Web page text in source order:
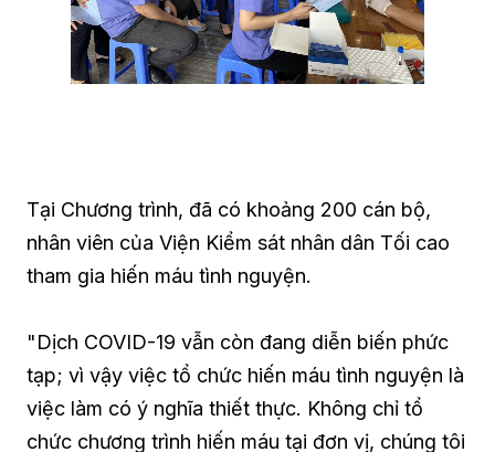
Tại Chương trình, đã có khoảng 200 cán bộ,
nhân viên của Viện Kiểm sát nhân dân Tối cao
tham gia hiến máu tình nguyện.
"Dịch COVID-19 vẫn còn đang diễn biến phức
tạp; vì vậy việc tổ chức hiến máu tình nguyện là
việc làm có ý nghĩa thiết thực. Không chỉ tổ
chức chương trình hiến máu tại đơn vị, chúng tôi